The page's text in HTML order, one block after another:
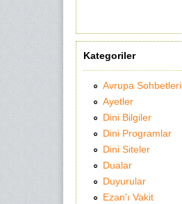
Kategoriler
Avrupa Sohbetleri
Ayetler
Dini Bilgiler
Dini Programlar
Dini Siteler
Dualar
Duyurular
Ezan'ı Vakit